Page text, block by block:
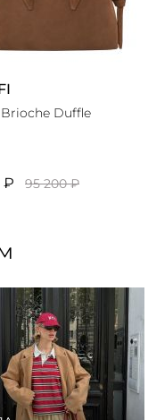
Duffle
₽ 95 200 ₽